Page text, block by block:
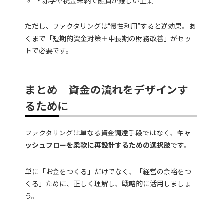
ただし、ファクタリングは“慢性利用”すると逆効果。あ
くまで「短期的資金対策＋中長期の財務改善」がセッ
トで必要です。
まとめ｜資金の流れをデザインす
るために
ファクタリングは単なる資金調達手段ではなく、 キャ
ッシュフローを柔軟に再設計するための選択肢です。
単に「お金をつくる」だけでなく、「経営の余裕をつ
くる」ために、正しく理解し、戦略的に活用しましょ
う。